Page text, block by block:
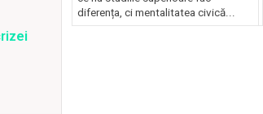
diferența, ci mentalitatea civică...